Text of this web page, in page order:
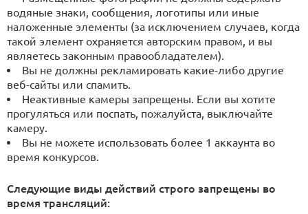
водяные знаки, сообщения, логотипы или иные
наложенные элементы (за исключением случаев, когда
такой элемент охраняется авторским правом, и вы
являетесь законным правообладателем).
Вы не должны рекламировать какие-либо другие
веб-сайты или спамить.
Неактивные камеры запрещены. Если вы хотите
прогуляться или поспать, пожалуйста, выключайте
камеру.
Вы не можете использовать более 1 аккаунта во
время конкурсов.
Следующие виды действий строго запрещены во
время трансляций: